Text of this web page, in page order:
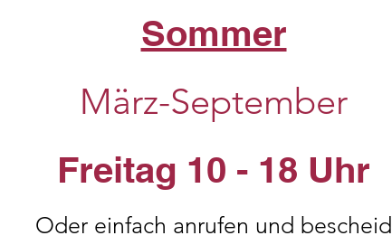
Sommer
März-September
Freitag 10 - 18 Uhr
Oder einfach anrufen und bescheid